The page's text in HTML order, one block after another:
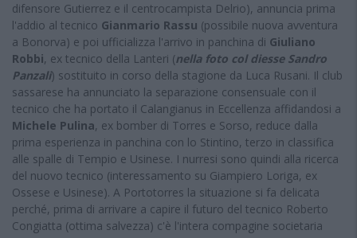
difensore Gutierrez e il centrocampista Delrio), annuncia prima
l'addio al tecnico Gianmario Rassu (possibile nuova avventura
a Bonorva) e poi ufficializza l'arrivo in panchina di Giuliano
Robbi, ex tecnico della Lanteri (nella foto col diesse Sandro
Panzali) sostituito in corso della stagione da Luca Rusani. Il club
sassarese ha annunciato la separazione consensuale con il
tecnico che ha portato il Calangianus in Eccellenza affidandosi a
Michele Pulina, ex bomber di Torres e Sorso, reduce dalla
prima esperienza in panchina con lo Stintino, terzo in classifica
alle spalle di Tempio e Usinese. I nurresi sono quindi alla ricerca
del nuovo tecnico (interessamento su Giampiero Loriga, ex
Ossese e Usinese). A Portotorres la situazione si fa delicata
perché, prima di arrivare a capire il futuro del tecnico Roberto
Congiatta (ottima salvezza) c'è l'intera compagine societaria